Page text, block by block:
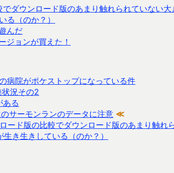
ダウンロード版のあまり触れられていない大
る（のか？）
んだ
ジョンが買えた！
病院がポケストップになっている件
況その2
ある
サーモンランのデータに注意 ≪
ード版の比較でダウンロード版のあまり触れ
き生きしている（のか？）